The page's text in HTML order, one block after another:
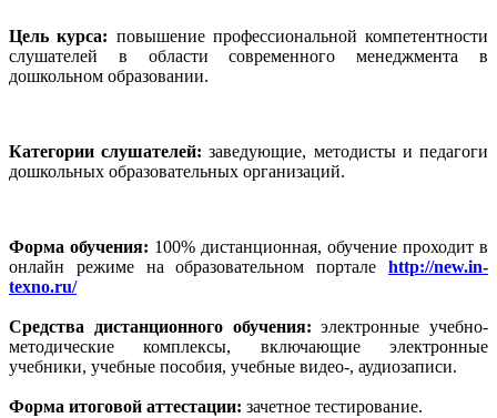
Цель курса: повышение профессиональной компетентности
слушателей в области современного менеджмента в
дошкольном образовании.
Категории слушателей: заведующие, методисты и педагоги
дошкольных образовательных организаций.
Форма обучения: 100% дистанционная, обучение проходит в
онлайн режиме на образовательном портале http://new.in-
texno.ru/
Средства дистанционного обучения: электронные учебно-
методические комплексы, включающие электронные
учебники, учебные пособия, учебные видео-, аудиозаписи.
Форма итоговой аттестации: зачетное тестирование.